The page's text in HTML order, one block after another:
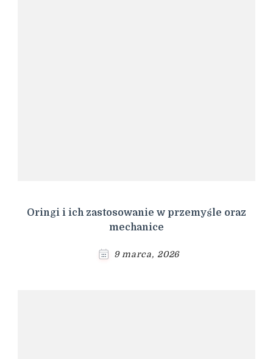
Oringi i ich zastosowanie w przemyśle oraz
mechanice
9 marca, 2026